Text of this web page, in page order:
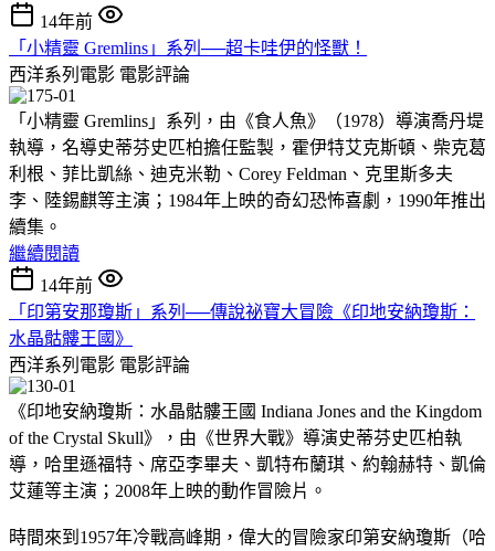
14年前
「小精靈 Gremlins」系列──超卡哇伊的怪獸！
西洋系列電影 電影評論
「小精靈 Gremlins」系列，由《食人魚》（1978）導演喬丹堤
執導，名導史蒂芬史匹柏擔任監製，霍伊特艾克斯頓、柴克葛
利根、菲比凱絲、迪克米勒、Corey Feldman、克里斯多夫
李、陸錫麒等主演；1984年上映的奇幻恐怖喜劇，1990年推出
續集。
繼續閱讀
14年前
「印第安那瓊斯」系列──傳說祕寶大冒險《印地安納瓊斯：
水晶骷髏王國》
西洋系列電影 電影評論
《印地安納瓊斯：水晶骷髏王國 Indiana Jones and the Kingdom
of the Crystal Skull》，由《世界大戰》導演史蒂芬史匹柏執
導，哈里遜福特、席亞李畢夫、凱特布蘭琪、約翰赫特、凱倫
艾蓮等主演；2008年上映的動作冒險片。
時間來到1957年冷戰高峰期，偉大的冒險家印第安納瓊斯（哈